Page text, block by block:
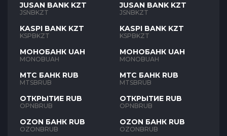
JUSAN BANK KZT
JSNBKZT
KASPI BANK KZT
KSPBKZT
МОНОБАНК UAH
MONOBUAH
МТС БАНК RUB
MTSBRUB
ОТКРЫТИЕ RUB
OPNBRUB
OZON БАНК RUB
OZONBRUB
JUSAN BANK KZT
JSNBKZT
KASPI BANK KZT
KSPBKZT
МОНОБАНК UAH
MONOBUAH
МТС БАНК RUB
MTSBRUB
ОТКРЫТИЕ RUB
OPNBRUB
OZON БАНК RUB
OZONBRUB